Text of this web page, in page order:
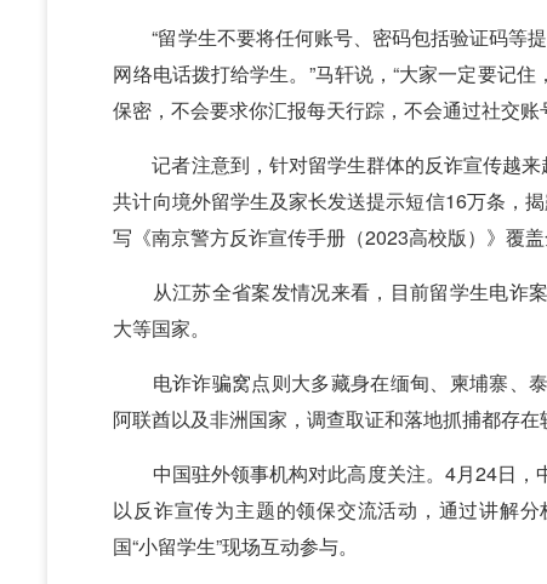
“留学生不要将任何账号、密码包括验证码等提
网络电话拨打给学生。”马轩说，“大家一定要记
保密，不会要求你汇报每天行踪，不会通过社交账
记者注意到，针对留学生群体的反诈宣传越来
共计向境外留学生及家长发送提示短信16万条，
写《南京警方反诈宣传手册（2023高校版）》覆
从江苏全省案发情况来看，目前留学生电诈
大等国家。
电诈诈骗窝点则大多藏身在缅甸、柬埔寨、泰
阿联酋以及非洲国家，调查取证和落地抓捕都存在
中国驻外领事机构对此高度关注。4月24日，
以反诈宣传为主题的领保交流活动，通过讲解
国“小留学生”现场互动参与。